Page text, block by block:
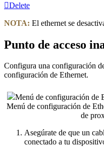
Delete
NOTA: El ethernet se
Punto de acceso
Configura una configuración
configuración de Ethernet.
Menú de configuración de
Menú de configuración de
de
Asegúrate de que un
conectado a tu